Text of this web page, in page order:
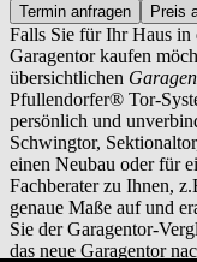
Termin anfragen Preis
Falls Sie für Ihr Haus in
Garagentor kaufen
übersichtlichen
Pfullendorfer® Tor-
persönlich und
Schwingtor,
einen Neubau oder für
Fachberater zu Ihnen,
genaue Maße auf und
Sie der Garagentor-
das neue Garagentor